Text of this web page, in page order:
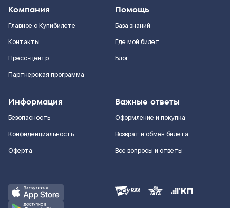
Компания
Главное о Купибилете
Контакты
Пресс-центр
Партнерская программа
Помощь
База знаний
Где мой билет
Блог
Информация
Безопасность
Конфиденциальность
Оферта
Важные ответы
Оформление и покупка
Возврат и обмен билета
Все вопросы и ответы